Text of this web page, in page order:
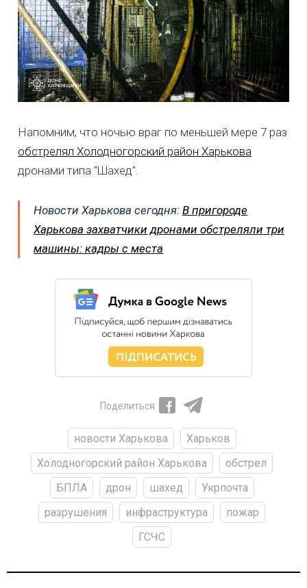
Напомним, что ночью враг по меньшей мере 7 раз
обстрелял Холодногорский район Харькова
дронами типа "Шахед".
Новости Харькова сегодня: В пригороде
Харькова захватчики дронами обстреляли три
машины: кадры с места
Поделиться
новости Харькова
Харьков
Холодногорский район Харькова
обстрел
БПЛА
дрон шахед
Укрпочта
разрушения
инфраструктура
пожар
ГСЧС